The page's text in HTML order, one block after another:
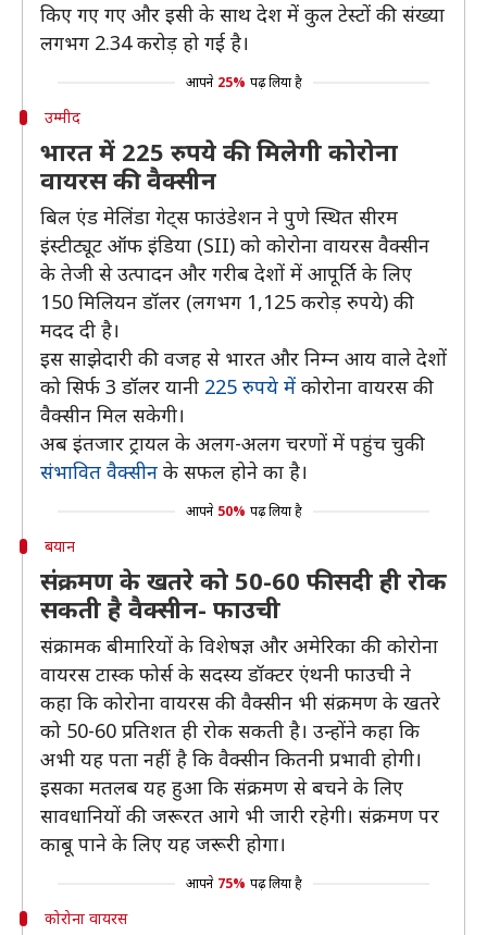
किए गए गए और इसी के साथ देश में कुल टेस्टों की संख्या
लगभग 2.34 करोड़ हो गई है।
आपने 25% पढ़ लिया है
उम्मीद
भारत में 225 रुपये की मिलेगी कोरोना
वायरस की वैक्सीन
बिल एंड मेलिंडा गेट्स फाउंडेशन ने पुणे स्थित सीरम
इंस्टीट्यूट ऑफ इंडिया (SII) को कोरोना वायरस वैक्सीन
के तेजी से उत्पादन और गरीब देशों में आपूर्ति के लिए
150 मिलियन डॉलर (लगभग 1,125 करोड़ रुपये) की
मदद दी है।
इस साझेदारी की वजह से भारत और निम्न आय वाले देशों
को सिर्फ 3 डॉलर यानी 225 रुपये में कोरोना वायरस की
वैक्‍सीन मिल सकेगी।
अब इंतजार ट्रायल के अलग-अलग चरणों में पहुंच चुकी
संभावित वैक्सीन के सफल होने का है।
आपने 50% पढ़ लिया है
बयान
संक्रमण के खतरे को 50-60 फीसदी ही रोक
सकती है वैक्सीन- फाउची
संक्रामक बीमारियों के विशेषज्ञ और अमेरिका की कोरोना
वायरस टास्क फोर्स के सदस्य डॉक्टर एंथनी फाउची ने
कहा कि कोरोना वायरस की वैक्सीन भी संक्रमण के खतरे
को 50-60 प्रतिशत ही रोक सकती है। उन्होंने कहा कि
अभी यह पता नहीं है कि वैक्सीन कितनी प्रभावी होगी।
इसका मतलब यह हुआ कि संक्रमण से बचने के लिए
सावधानियों की जरूरत आगे भी जारी रहेगी। संक्रमण पर
काबू पाने के लिए यह जरूरी होगा।
आपने 75% पढ़ लिया है
कोरोना वायरस